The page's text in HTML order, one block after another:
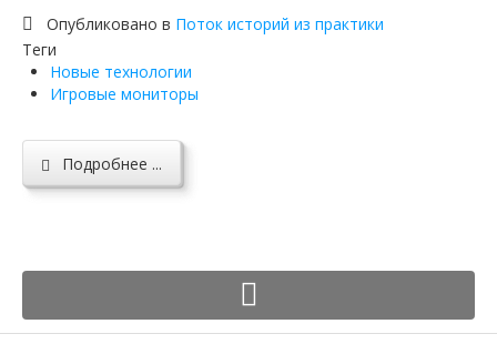
Опубликовано в Поток историй из практики
Теги
Новые технологии
Игровые мониторы
Подробнее ...